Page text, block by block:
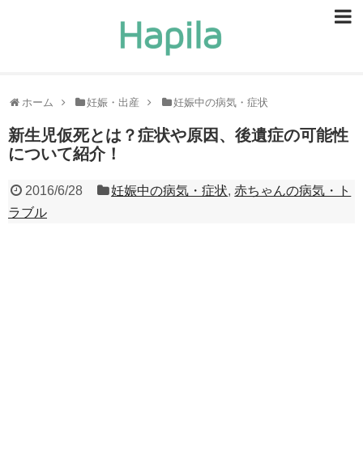
ホーム 妊娠・出産 妊娠中の病気・症状
新生児仮死とは？症状や原因、後遺症の可能性
について紹介！
2016/6/28 妊娠中の病気・症状,赤ちゃんの病気・ト
ラブル
ヘアケア
ヘルスケア
食事・食べ物